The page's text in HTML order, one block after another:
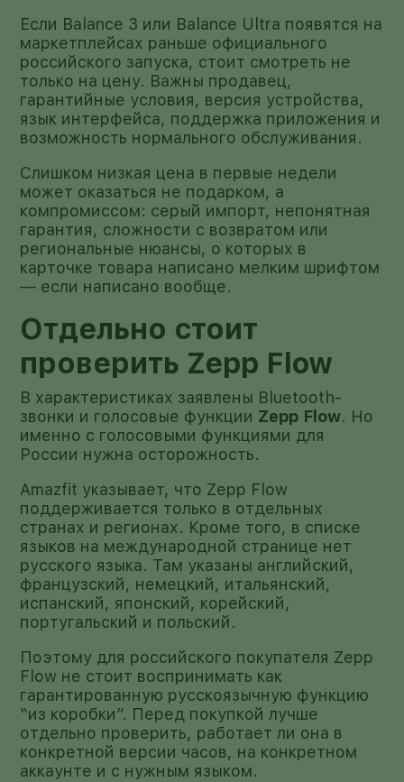
Если Balance 3 или Balance Ultra появятся на
маркетплейсах раньше официального
российского запуска, стоит смотреть не
только на цену. Важны продавец,
гарантийные условия, версия устройства,
язык интерфейса, поддержка приложения и
возможность нормального обслуживания.
Слишком низкая цена в первые недели
может оказаться не подарком, а
компромиссом: серый импорт, непонятная
гарантия, сложности с возвратом или
региональные нюансы, о которых в
карточке товара написано мелким шрифтом
— если написано вообще.
Отдельно стоит
проверить Zepp Flow
В характеристиках заявлены Bluetooth-
звонки и голосовые функции Zepp Flow. Но
именно с голосовыми функциями для
России нужна осторожность.
Amazfit указывает, что Zepp Flow
поддерживается только в отдельных
странах и регионах. Кроме того, в списке
языков на международной странице нет
русского языка. Там указаны английский,
французский, немецкий, итальянский,
испанский, японский, корейский,
португальский и польский.
Поэтому для российского покупателя Zepp
Flow не стоит воспринимать как
гарантированную русскоязычную функцию
“из коробки”. Перед покупкой лучше
отдельно проверить, работает ли она в
конкретной версии часов, на конкретном
аккаунте и с нужным языком.